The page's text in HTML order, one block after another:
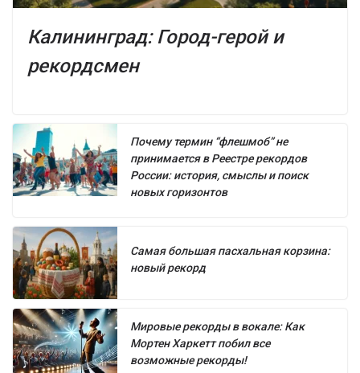
Калининград: Город-герой и
рекордсмен
Почему термин “флешмоб” не
принимается в Реестре рекордов
России: история, смыслы и поиск
новых горизонтов
Самая большая пасхальная корзина:
новый рекорд
Мировые рекорды в вокале: Как
Мортен Харкетт побил все
возможные рекорды!